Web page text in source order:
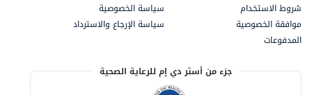
شروط الاستخدام
سياسة الخصوصية
موافقة الخصوصية
سياسة الإرجاع والاسترداد
المدفوعات
جزء من أستر دي إم للرعاية الصحية